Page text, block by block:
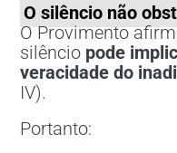
O silêncio não
O Provimento
silêncio pode
veracidade do
IV).
Portanto: